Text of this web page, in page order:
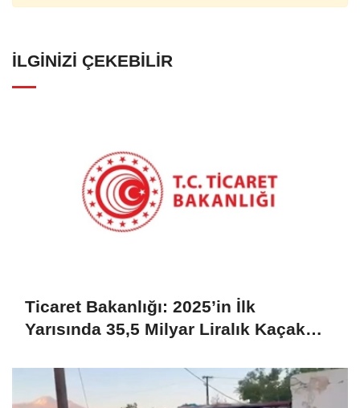
İLGINIZI ÇEKEBILIR
Ticaret Bakanlığı: 2025’in İlk
Yarısında 35,5 Milyar Liralık Kaçak